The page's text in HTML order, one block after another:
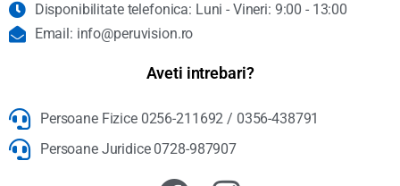
Disponibilitate telefonica: Luni - Vineri: 9:00 - 13:00
Email: info@peruvision.ro
Aveti intrebari?
Persoane Fizice 0256-211692 / 0356-438791
Persoane Juridice 0728-987907